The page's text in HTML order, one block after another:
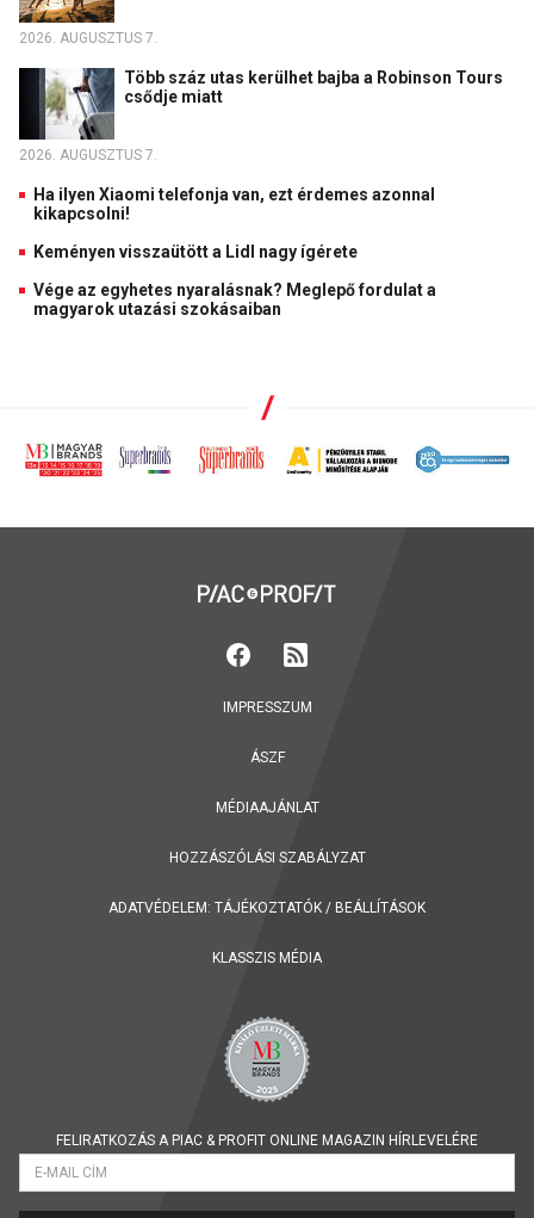
2026. AUGUSZTUS 7.
Több száz utas kerülhet bajba a Robinson Tours
csődje miatt
2026. AUGUSZTUS 7.
Ha ilyen Xiaomi telefonja van, ezt érdemes azonnal
kikapcsolni!
Keményen visszaütött a Lidl nagy ígérete
Vége az egyhetes nyaralásnak? Meglepő fordulat a
magyarok utazási szokásaiban
IMPRESSZUM
ÁSZF
MÉDIAAJÁNLAT
HOZZÁSZÓLÁSI SZABÁLYZAT
ADATVÉDELEM: TÁJÉKOZTATÓK / BEÁLLÍTÁSOK
KLASSZIS MÉDIA
FELIRATKOZÁS A PIAC & PROFIT ONLINE MAGAZIN HÍRLEVELÉRE